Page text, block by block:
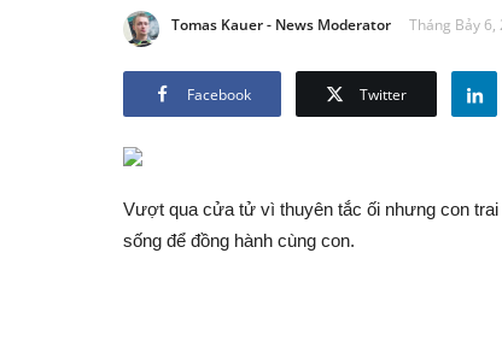
Tomas Kauer - News Moderator Tháng Bảy 6,
Facebook Twitter
Vượt qua cửa tử vì thuyên tắc ối nhưng con
sống để đồng hành cùng con.